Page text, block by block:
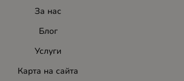
За нас
Блог
Услуги
Карта на сайта